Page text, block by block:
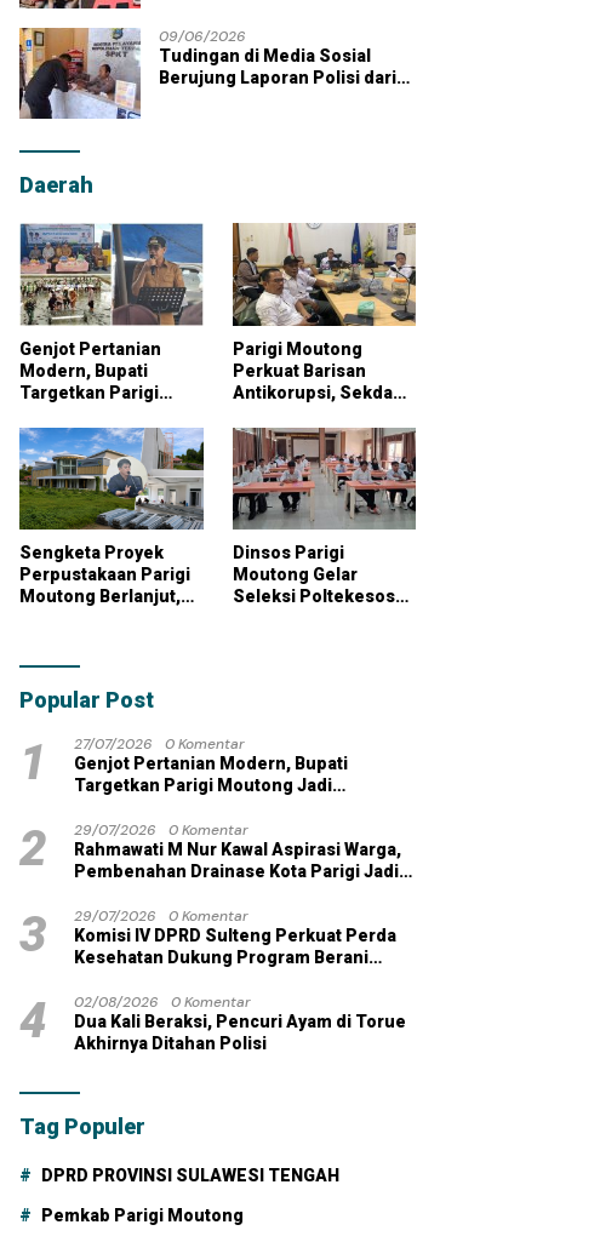
09/06/2026
Tudingan di Media Sosial
Berujung Laporan Polisi dari
Daerah
Genjot Pertanian
Modern, Bupati
Targetkan Parigi
Lumbung Pangan
Nasional
Parigi Moutong
Perkuat Barisan
Antikorupsi, Sekda
Bersama KPK
Sengketa Proyek
Perpustakaan Parigi
Moutong Berlanjut,
Tambahan dengan
Dinsos Parigi
Moutong Gelar
Seleksi Poltekesos
Popular Post
1 27/07/2026
0 Komentar
Genjot Pertanian Modern, Bupati
Targetkan Parigi Moutong Jadi
2 29/07/2026
0 Komentar
Rahmawati M Nur Kawal Aspirasi Warga,
Pembenahan Drainase Kota Parigi Jadi
3 29/07/2026
0 Komentar
Komisi IV DPRD Sulteng Perkuat Perda
Kesehatan Dukung Program Berani
4 02/08/2026
0 Komentar
Dua Kali Beraksi, Pencuri Ayam di Torue
Akhirnya Ditahan Polisi
Tag Populer
DPRD PROVINSI SULAWESI TENGAH
Pemkab Parigi Moutong